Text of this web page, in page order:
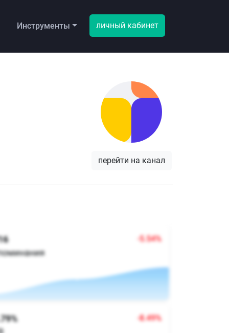
Инструменты личный кабинет
перейти на канал